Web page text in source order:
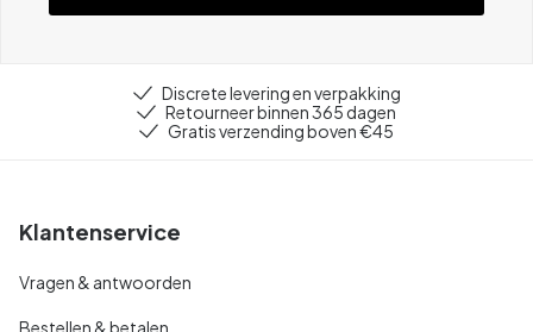
Discrete levering en verpakking
Retourneer binnen 365 dagen
Gratis verzending boven €45
Klantenservice
Vragen & antwoorden
Bestellen & betalen